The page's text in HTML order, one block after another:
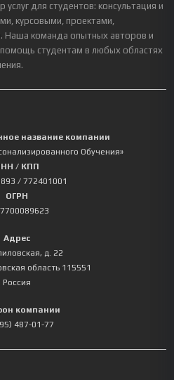
для студентов: консультация и
курсовыми, проектами,
Наша команда опытных авторов и
помощь студентам в любых областях
название компании
Обучения»
/ КПП
/ 772401001
ОГРН
Адрес
д. 22
область 115551
Россия
компании
487-01-77